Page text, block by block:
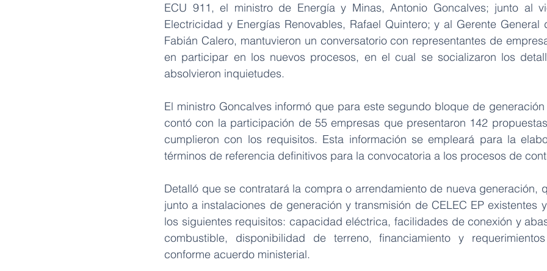
ECU 911, el ministro de Energía y Minas, Antonio Goncalves; junto al
Electricidad y Energías Renovables, Rafael Quintero; y al Gerente General
Fabián Calero, mantuvieron un conversatorio con representantes de
en participar en los nuevos procesos, en el cual se socializaron los
absolvieron inquietudes.
El ministro Goncalves informó que para este segundo bloque de
contó con la participación de 55 empresas que presentaron 142
cumplieron con los requisitos. Esta información se empleará para la
términos de referencia definitivos para la convocatoria a los procesos de
Detalló que se contratará la compra o arrendamiento de nueva generación,
junto a instalaciones de generación y transmisión de CELEC EP existentes
los siguientes requisitos: capacidad eléctrica, facilidades de conexión y
combustible, disponibilidad de terreno, financiamiento y
conforme acuerdo ministerial.